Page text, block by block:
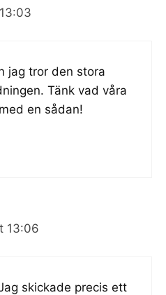
jag tror den stora
Tänk vad våra
en sådan!
13:06
skickade precis ett